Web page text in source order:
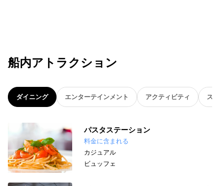
船内アトラクション
ダイニング エンターテインメント アクティビティ ス
パスタステーション
料金に含まれる
カジュアル
ビュッフェ